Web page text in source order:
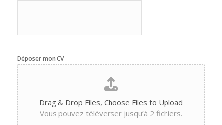
Déposer mon CV
Drag & Drop Files, Choose Files to Upload
Vous pouvez téléverser jusqu’à 2 fichiers.